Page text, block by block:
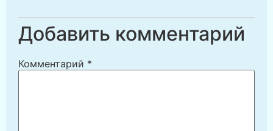
Добавить комментарий
Комментарий *